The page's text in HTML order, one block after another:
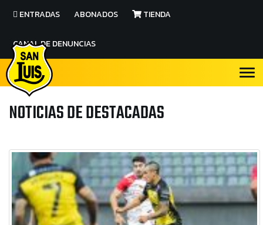
ENTRADAS ABONADOS TIENDA
CANAL DE DENUNCIAS
NOTICIAS DE DESTACADAS